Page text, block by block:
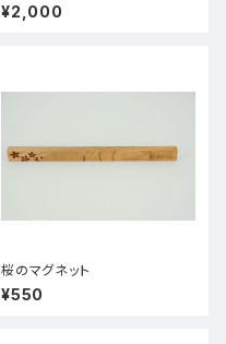
¥2,000
桜のマグネット
¥550